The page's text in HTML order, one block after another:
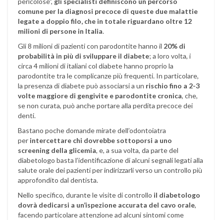
comune per la diagnosi precoce di queste due malattie
legate a doppio filo, che in totale riguardano oltre 12
milioni di persone in Italia.
Gli 8 milioni di pazienti con parodontite hanno il 20% di
probabilità in più di sviluppare il diabete; a loro volta, i
circa 4 milioni di italiani col diabete hanno proprio la
parodontite tra le complicanze più frequenti. In particolare,
la presenza di diabete può associarsi a un rischio fino a 2-3
volte maggiore di gengivite e parodontite cronica, che,
se non curata, può anche portare alla perdita precoce dei
denti.
Bastano poche domande mirate dell’odontoiatra
per intercettare chi dovrebbe sottoporsi a uno
screening della glicemia, e, a sua volta, da parte del
diabetologo basta l’identificazione di alcuni segnali legati alla
salute orale dei pazienti per indirizzarli verso un controllo più
approfondito dal dentista.
Nello specifico, durante le visite di controllo il diabetologo
dovrà dedicarsi a un’ispezione accurata del cavo orale,
facendo particolare attenzione ad alcuni sintomi come